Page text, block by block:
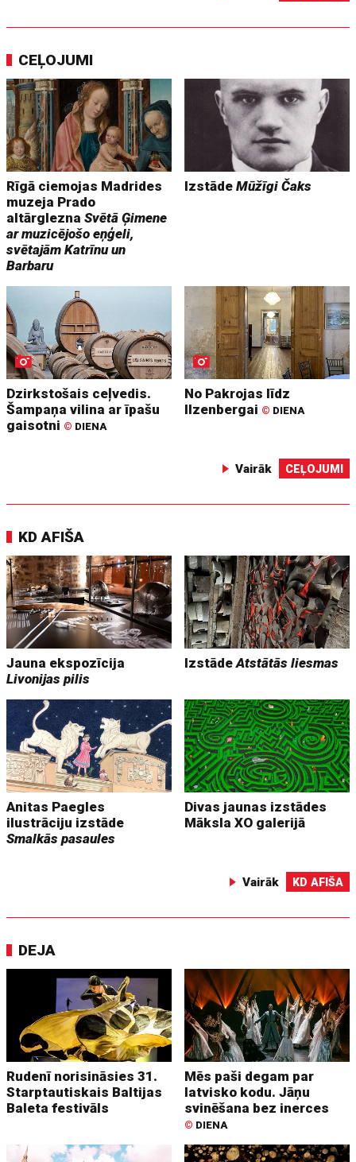
CEĻOJUMI
Rīgā ciemojas Madrides
muzeja Prado
altārgleznaSvētā Ģimene
ar muzicējošo eņģeli,
svētajām Katrīnu un
Barbaru
IzstādeMūžīgi Čaks
Dzirkstošais ceļvedis.
Šampaņa vilina ar īpašu
gaisotni © DIENA
No Pakrojas līdz
Ilzenbergai © DIENA
Vairāk CEĻOJUMI
KD AFIŠA
Jauna ekspozīcija
Livonijas pilis
IzstādeAtstātās liesmas
Anitas Paegles
ilustrāciju izstāde
Smalkās pasaules
Divas jaunas izstādes
Māksla XO galerijā
Vairāk KD AFIŠA
DEJA
Rudenī norisināsies 31.
Starptautiskais Baltijas
Baleta festivāls
Mēs paši degam par
latvisko kodu. Jāņu
svinēšana bez inerces
© DIENA